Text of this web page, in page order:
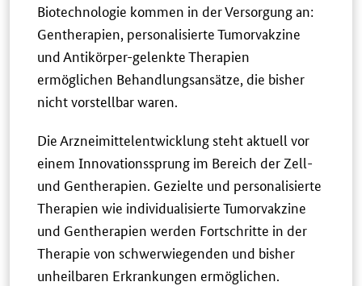
Biotechnologie kommen in der Versorgung an:
Gentherapien, personalisierte Tumorvakzine
und Antikörper-gelenkte Therapien
ermöglichen Behandlungsansätze, die bisher
nicht vorstellbar waren.
Die Arzneimittelentwicklung steht aktuell vor
einem Innovationssprung im Bereich der Zell-
und Gentherapien. Gezielte und personalisierte
Therapien wie individualisierte Tumorvakzine
und Gentherapien werden Fortschritte in der
Therapie von schwerwiegenden und bisher
unheilbaren Erkrankungen ermöglichen.